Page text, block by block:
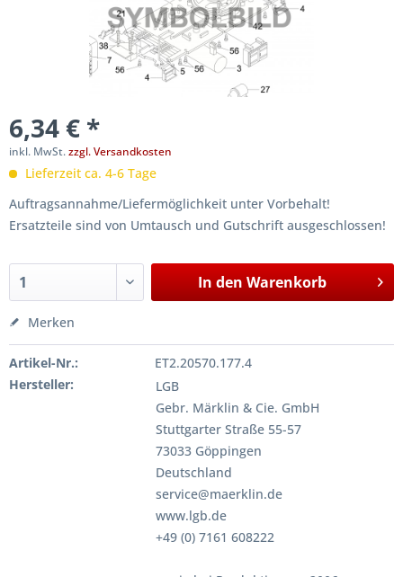
6,34 € *
inkl. MwSt.zzgl. Versandkosten
Lieferzeit ca. 4-6 Tage
Auftragsannahme/Liefermöglichkeit unter Vorbehalt!
Ersatzteile sind von Umtausch und Gutschrift ausgeschlossen!
In den Warenkorb
Merken
Artikel-Nr.:
ET2.20570.177.4
Hersteller:
LGB
Gebr. Märklin & Cie. GmbH
Stuttgarter Straße 55-57
73033 Göppingen
Deutschland
service@maerklin.de
www.lgb.de
+49 (0) 7161 608222